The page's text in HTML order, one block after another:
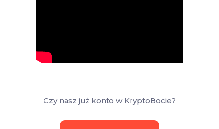
Czy nasz już konto w KryptoBocie?